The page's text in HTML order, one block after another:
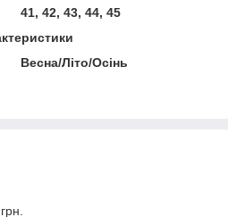
41, 42, 43, 44, 45
Весна/Літо/Осінь